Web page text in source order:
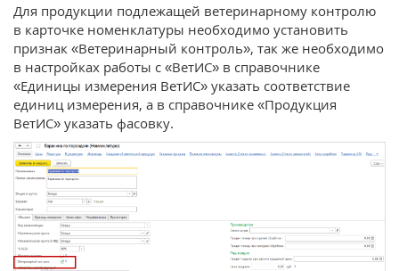
Для продукции подлежащей ветеринарному контролю
в карточке номенклатуры необходимо установить
признак «Ветеринарный контроль», так же необходимо
в настройках работы с «ВетИС» в справочнике
«Единицы измерения ВетИС» указать соответствие
единиц измерения, а в справочнике «Продукция
ВетИС» указать фасовку.